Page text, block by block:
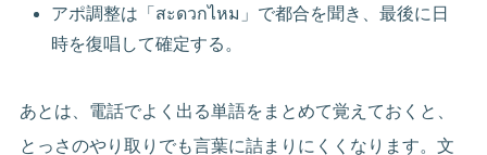
アポ調整は「สะดวกไหม」で都合を聞き、最後に日
時を復唱して確定する。
あとは、電話でよく出る単語をまとめて覚えておくと、
とっさのやり取りでも言葉に詰まりにくくなります。文